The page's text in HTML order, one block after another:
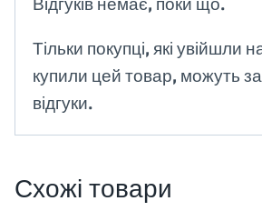
Тільки покупці, які увійшли
купили цей товар, можуть
відгуки.
Схожі товари